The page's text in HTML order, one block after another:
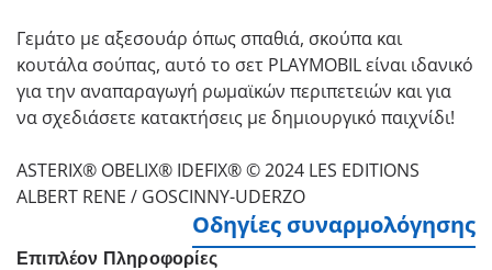
Γεμάτο με αξεσουάρ όπως σπαθιά, σκούπα και
κουτάλα σούπας, αυτό το σετ PLAYMOBIL είναι ιδανικό
για την αναπαραγωγή ρωμαϊκών περιπετειών και για
να σχεδιάσετε κατακτήσεις με δημιουργικό παιχνίδι!
ASTERIX® OBELIX® IDEFIX® © 2024 LES EDITIONS
ALBERT RENE / GOSCINNY-UDERZO
Οδηγίες συναρμολόγησης
Επιπλέον Πληροφορίες